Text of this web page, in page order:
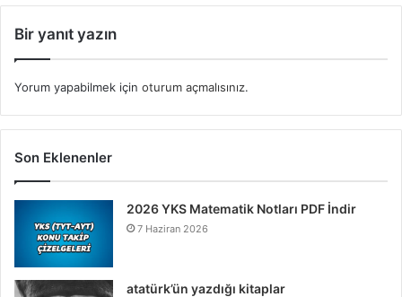
Bir yanıt yazın
Yorum yapabilmek için oturum açmalısınız.
Son Eklenenler
2026 YKS Matematik Notları PDF İndir
7 Haziran 2026
atatürk’ün yazdığı kitaplar